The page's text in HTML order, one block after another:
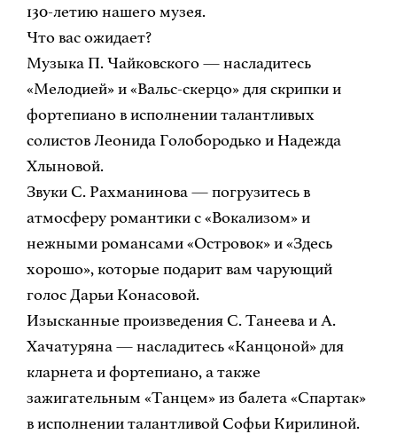
130-летию нашего музея.
Что вас ожидает?
Музыка П. Чайковского — насладитесь
«Мелодией» и «Вальс-скерцо» для скрипки и
фортепиано в исполнении талантливых
солистов Леонида Голобородько и Надежда
Хлыновой.
Звуки С. Рахманинова — погрузитесь в
атмосферу романтики с «Вокализом» и
нежными романсами «Островок» и «Здесь
хорошо», которые подарит вам чарующий
голос Дарьи Конасовой.
Изысканные произведения С. Танеева и А.
Хачатуряна — насладитесь «Канцоной» для
кларнета и фортепиано, а также
зажигательным «Танцем» из балета «Спартак»
в исполнении талантливой Софьи Кирилиной.